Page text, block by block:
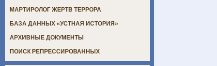
МАРТИРОЛОГ ЖЕРТВ ТЕРРОРА
БАЗА ДАННЫХ «УСТНАЯ ИСТОРИЯ»
АРХИВНЫЕ ДОКУМЕНТЫ
ПОИСК РЕПРЕССИРОВАННЫХ